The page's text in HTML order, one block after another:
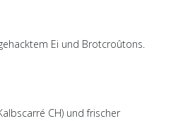
Ei und Brotcroûtons.
CH) und frischer